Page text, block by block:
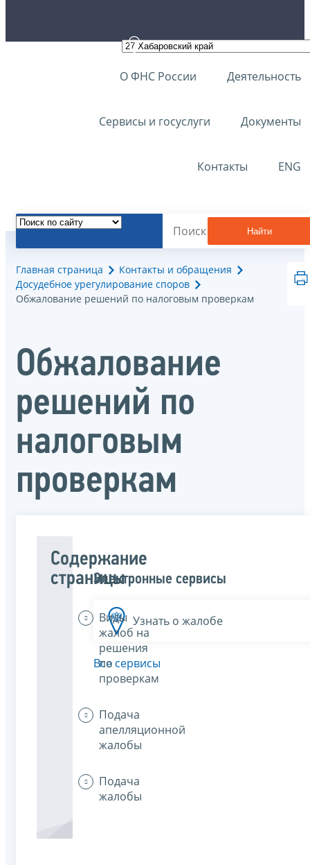
О ФНС России Деятельность
Сервисы и госуслуги Документы
Контакты ENG
Найти
Главная страница
Контакты и обращения
Досудебное урегулирование споров
Обжалование решений по налоговым проверкам
Обжалование
решений по
налоговым
проверкам
Содержание
страницы
Виды
жалоб на
решения
по
проверкам
Подача
апелляционной
жалобы
Подача
жалобы
Электронные сервисы
Узнать о жалобе
Все сервисы